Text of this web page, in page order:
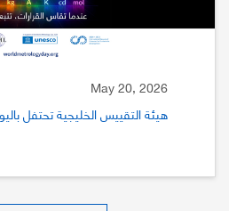
May 20, 2026
هيئة التقييس الخليجية تحتفل باليوم